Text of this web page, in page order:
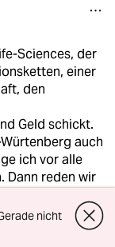
Sciences, der
einer
den
Geld schickt.
auch
ich vor alle
Dann reden wir
Das wird
nicht